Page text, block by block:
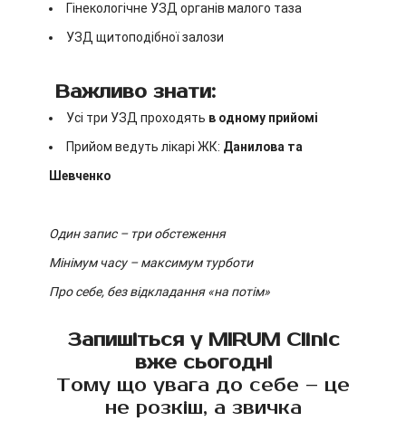
Гінекологічне УЗД органів малого таза
УЗД щитоподібної залози
Важливо знати:
Усі три УЗД проходять в одному прийомі
Прийом ведуть лікарі ЖК: Данилова та
Шевченко
Один запис – три обстеження
Мінімум часу – максимум турботи
Про себе, без відкладання «на потім»
Запишіться у MIRUM Clinic
вже сьогодні
Тому що увага до себе – це
не розкіш, а звичка